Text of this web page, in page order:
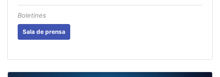
Boletines
Sala de prensa